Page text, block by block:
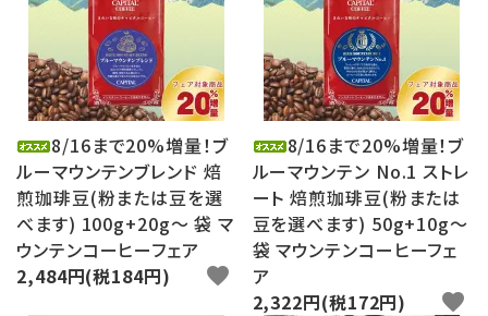
8/16まで20%増量！ブ
ルーマウンテンブレンド 焙
煎珈琲豆(粉または豆を選
べます) 100g+20g～ 袋 マ
ウンテンコーヒーフェア
2,484円(税184円)
favorite
8/16まで20%増量！ブ
ルーマウンテン No.1 ストレ
ート 焙煎珈琲豆(粉または
豆を選べます) 50g+10g～
袋 マウンテンコーヒーフェ
ア
2,322円(税172円)
favorite